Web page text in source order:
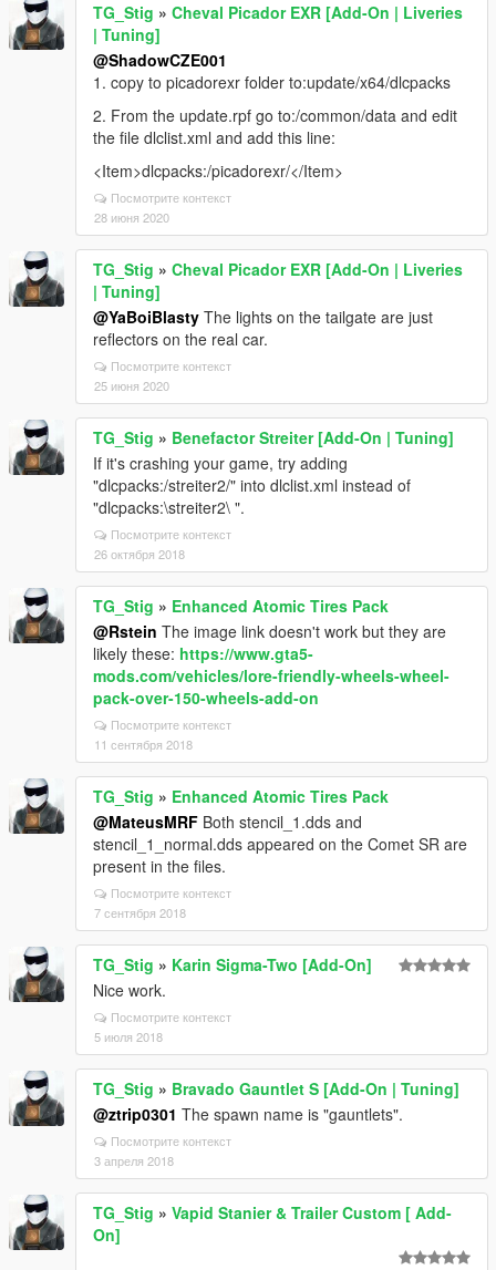
TG_Stig » Cheval Picador EXR [Add-On | Liveries
| Tuning]
@ShadowCZE001
1. copy to picadorexr folder to:update/x64/dlcpacks
2. From the update.rpf go to:/common/data and edit
the file dlclist.xml and add this line:
<Item>dlcpacks:/picadorexr/</Item>
Посмотрите контекст
28 июня 2020
TG_Stig » Cheval Picador EXR [Add-On | Liveries
| Tuning]
@YaBoiBlasty The lights on the tailgate are just
reflectors on the real car.
Посмотрите контекст
25 июня 2020
TG_Stig » Benefactor Streiter [Add-On | Tuning]
If it's crashing your game, try adding
"dlcpacks:/streiter2/" into dlclist.xml instead of
"dlcpacks:\streiter2\ ".
Посмотрите контекст
26 октября 2018
TG_Stig » Enhanced Atomic Tires Pack
@Rstein The image link doesn't work but they are
likely these: https://www.gta5-
mods.com/vehicles/lore-friendly-wheels-wheel-
pack-over-150-wheels-add-on
Посмотрите контекст
11 сентября 2018
TG_Stig » Enhanced Atomic Tires Pack
@MateusMRF Both stencil_1.dds and
stencil_1_normal.dds appeared on the Comet SR are
present in the files.
Посмотрите контекст
7 сентября 2018
TG_Stig » Karin Sigma-Two [Add-On]
Nice work.
Посмотрите контекст
5 июля 2018
TG_Stig » Bravado Gauntlet S [Add-On | Tuning]
@ztrip0301 The spawn name is "gauntlets".
Посмотрите контекст
3 апреля 2018
TG_Stig » Vapid Stanier & Trailer Custom [ Add-
On]